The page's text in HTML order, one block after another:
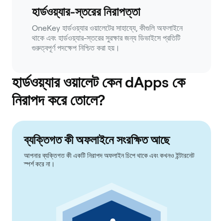
হার্ডওয়্যার-স্তরের নিরাপত্তা
OneKey হার্ডওয়্যার ওয়ালেটের সাহায্যে, কীগুলি অফলাইনে
থাকে এবং হার্ডওয়্যার-স্তরের সুরক্ষার জন্য ডিভাইসে প্রতিটি
গুরুত্বপূর্ণ পদক্ষেপ নিশ্চিত করা হয়।
হার্ডওয়্যার ওয়ালেট কেন dApps কে
নিরাপদ করে তোলে?
ব্যক্তিগত কী অফলাইনে সংরক্ষিত আছে
আপনার ব্যক্তিগত কী একটি নিরাপদ অফলাইন চিপে থাকে এবং কখনও ইন্টারনেট
স্পর্শ করে না।